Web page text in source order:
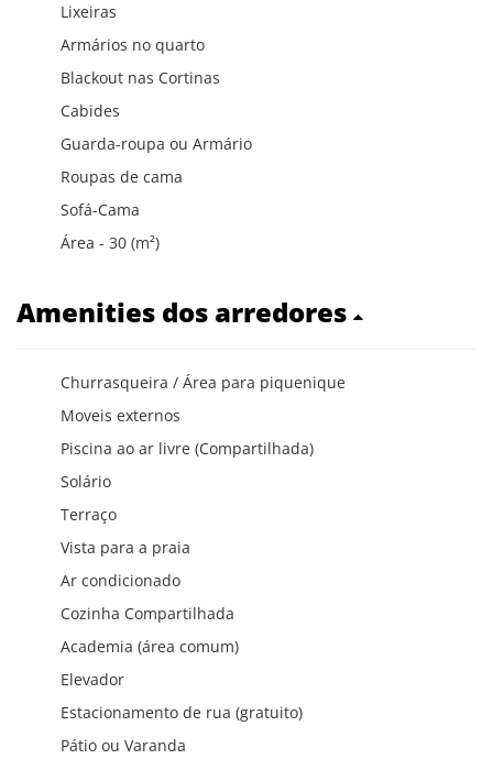
Lixeiras
Armários no quarto
Blackout nas Cortinas
Cabides
Guarda-roupa ou Armário
Roupas de cama
Sofá-Cama
Área - 30 (m²)
Amenities dos arredores
Churrasqueira / Área para piquenique
Moveis externos
Piscina ao ar livre (Compartilhada)
Solário
Terraço
Vista para a praia
Ar condicionado
Cozinha Compartilhada
Academia (área comum)
Elevador
Estacionamento de rua (gratuito)
Pátio ou Varanda